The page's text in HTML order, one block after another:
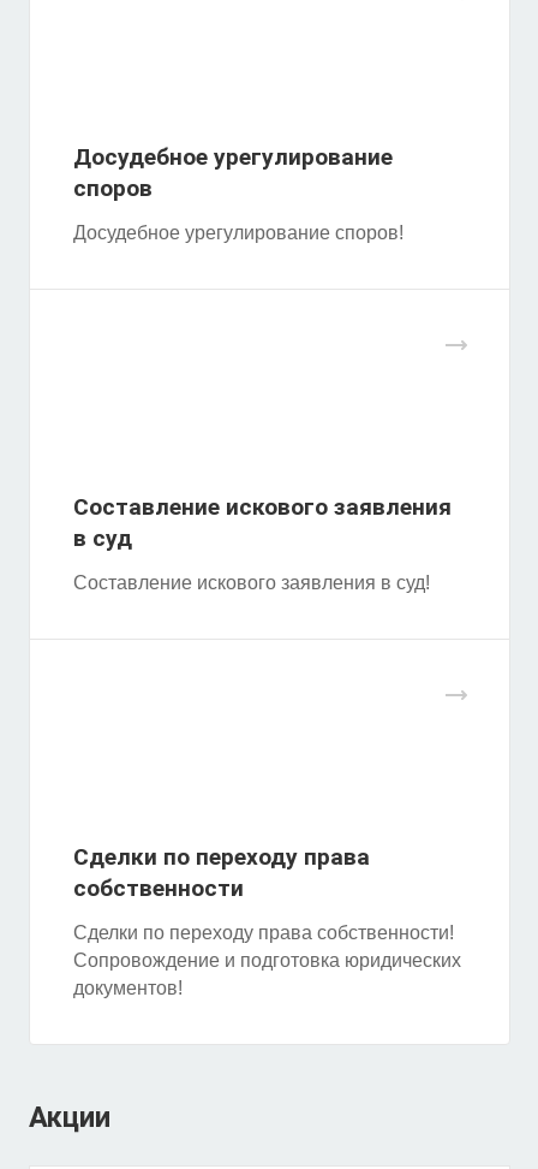
Досудебное урегулирование
споров
Досудебное урегулирование споров!
Составление искового заявления
в суд
Составление искового заявления в суд!
Сделки по переходу права
собственности
Сделки по переходу права собственности!
Сопровождение и подготовка юридических
документов!
Акции